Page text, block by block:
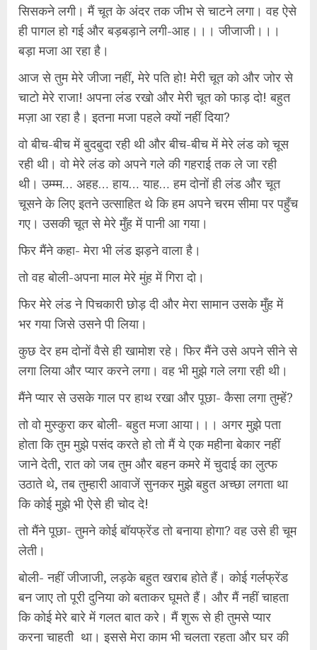
सिसकने लगी। मैं चूत के अंदर तक जीभ से चाटने लगा। वह ऐसे
ही पागल हो गई और बड़बड़ाने लगी-आह।।। जीजाजी।।।
बड़ा मजा आ रहा है।
आज से तुम मेरे जीजा नहीं, मेरे पति हो! मेरी चूत को और जोर से
चाटो मेरे राजा! अपना लंड रखो और मेरी चूत को फाड़ दो! बहुत
मज़ा आ रहा है। इतना मजा पहले क्यों नहीं दिया?
वो बीच-बीच में बुदबुदा रही थी और बीच-बीच में मेरे लंड को चूस
रही थी। वो मेरे लंड को अपने गले की गहराई तक ले जा रही
थी। उम्म्म… अहह… हाय… याह… हम दोनों ही लंड और चूत
चूसने के लिए इतने उत्साहित थे कि हम अपने चरम सीमा पर पहुँच
गए। उसकी चूत से मेरे मुँह में पानी आ गया।
फिर मैंने कहा- मेरा भी लंड झड़ने वाला है।
तो वह बोली-अपना माल मेरे मुंह में गिरा दो।
फिर मेरे लंड ने पिचकारी छोड़ दी और मेरा सामान उसके मुँह में
भर गया जिसे उसने पी लिया।
कुछ देर हम दोनों वैसे ही खामोश रहे। फिर मैंने उसे अपने सीने से
लगा लिया और प्यार करने लगा। वह भी मुझे गले लगा रही थी।
मैंने प्यार से उसके गाल पर हाथ रखा और पूछा- कैसा लगा तुम्हें?
तो वो मुस्कुरा कर बोली- बहुत मजा आया।।। अगर मुझे पता
होता कि तुम मुझे पसंद करते हो तो मैं ये एक महीना बेकार नहीं
जाने देती, रात को जब तुम और बहन कमरे में चुदाई का लुत्फ
उठाते थे, तब तुम्हारी आवाजें सुनकर मुझे बहुत अच्छा लगता था
कि कोई मुझे भी ऐसे ही चोद दे!
तो मैंने पूछा- तुमने कोई बॉयफ्रेंड तो बनाया होगा? वह उसे ही चूम
लेती।
बोली- नहीं जीजाजी, लड़के बहुत खराब होते हैं। कोई गर्लफ्रेंड
बन जाए तो पूरी दुनिया को बताकर घूमते हैं। और मैं नहीं चाहता
कि कोई मेरे बारे में गलत बात करे। मैं शुरू से ही तुमसे प्यार
करना चाहती था। इससे मेरा काम भी चलता रहता और घर की